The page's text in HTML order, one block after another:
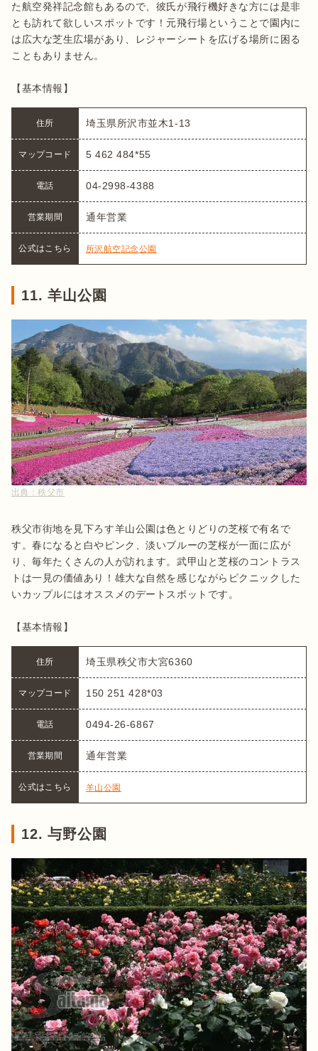
た航空発祥記念館もあるので、彼氏が飛行機好きな方には是非
とも訪れて欲しいスポットです！元飛行場ということで園内に
は広大な芝生広場があり、レジャーシートを広げる場所に困る
こともありません。
【基本情報】
住所 埼玉県所沢市並木1-13
マップコード 5 462 484*55
電話 04-2998-4388
営業期間 通年営業
公式はこちら 所沢航空記念公園
11. 羊山公園
出典：秩父市
秩父市街地を見下ろす羊山公園は色とりどりの芝桜で有名で
す。春になると白やピンク、淡いブルーの芝桜が一面に広が
り、毎年たくさんの人が訪れます。武甲山と芝桜のコントラス
トは一見の価値あり！雄大な自然を感じながらピクニックした
いカップルにはオススメのデートスポットです。
【基本情報】
住所 埼玉県秩父市大宮6360
マップコード 150 251 428*03
電話 0494-26-6867
営業期間 通年営業
公式はこちら 羊山公園
12. 与野公園